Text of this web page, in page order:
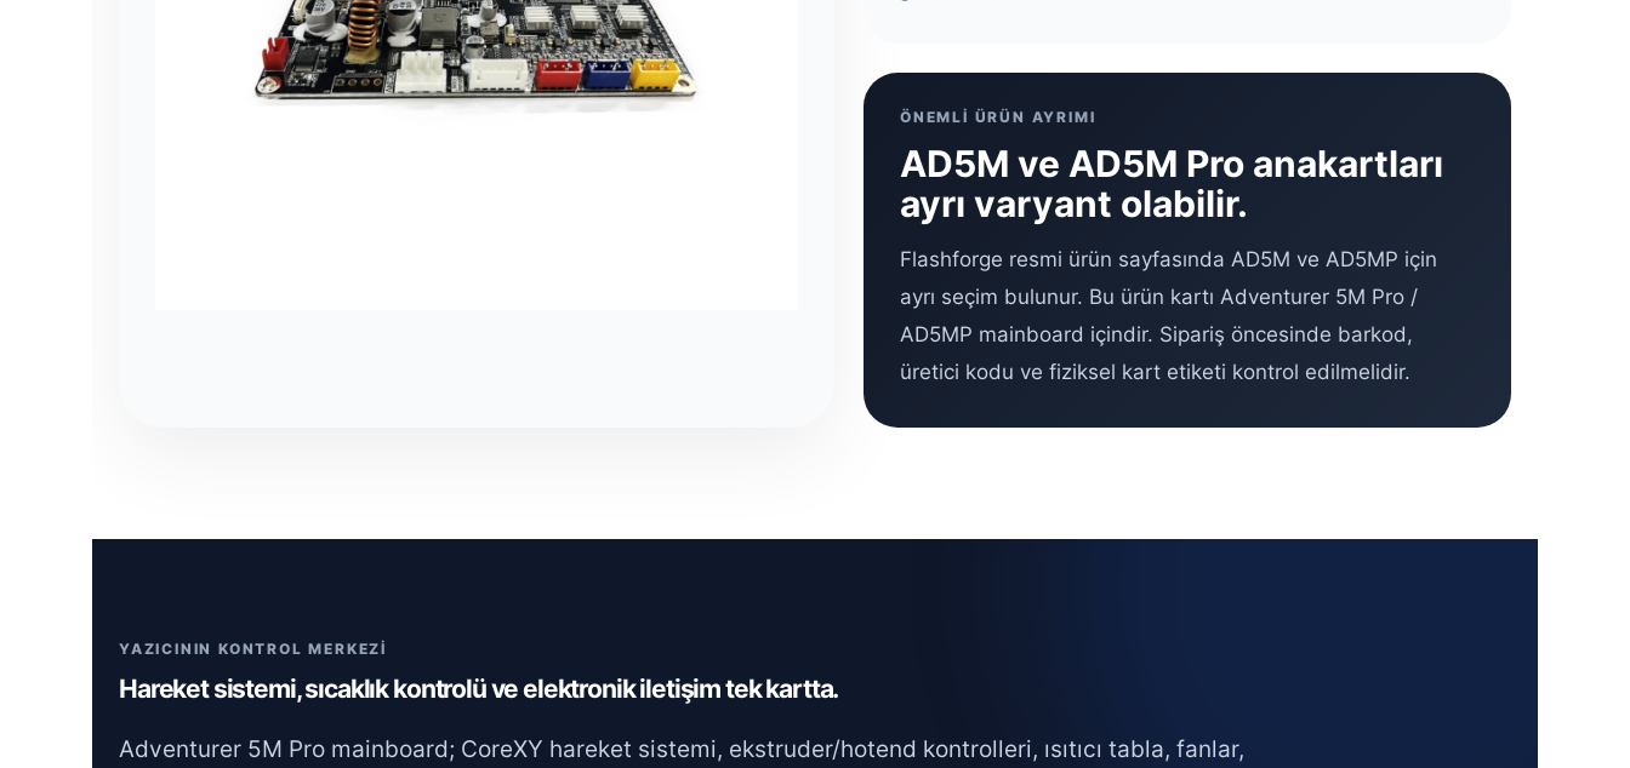
ÖNEMLİ ÜRÜN AYRIMI
AD5M ve AD5M Pro anakartları
ayrı varyant olabilir.
Flashforge resmi ürün sayfasında AD5M ve AD5MP için
ayrı seçim bulunur. Bu ürün kartı Adventurer 5M Pro /
AD5MP mainboard içindir. Sipariş öncesinde barkod,
üretici kodu ve fiziksel kart etiketi kontrol edilmelidir.
YAZICININ KONTROL MERKEZİ
Hareket sistemi, sıcaklık kontrolü ve elektronik iletişim tek kartta.
Adventurer 5M Pro mainboard; CoreXY hareket sistemi, ekstruder/hotend kontrolleri, ısıtıcı tabla, fanlar,